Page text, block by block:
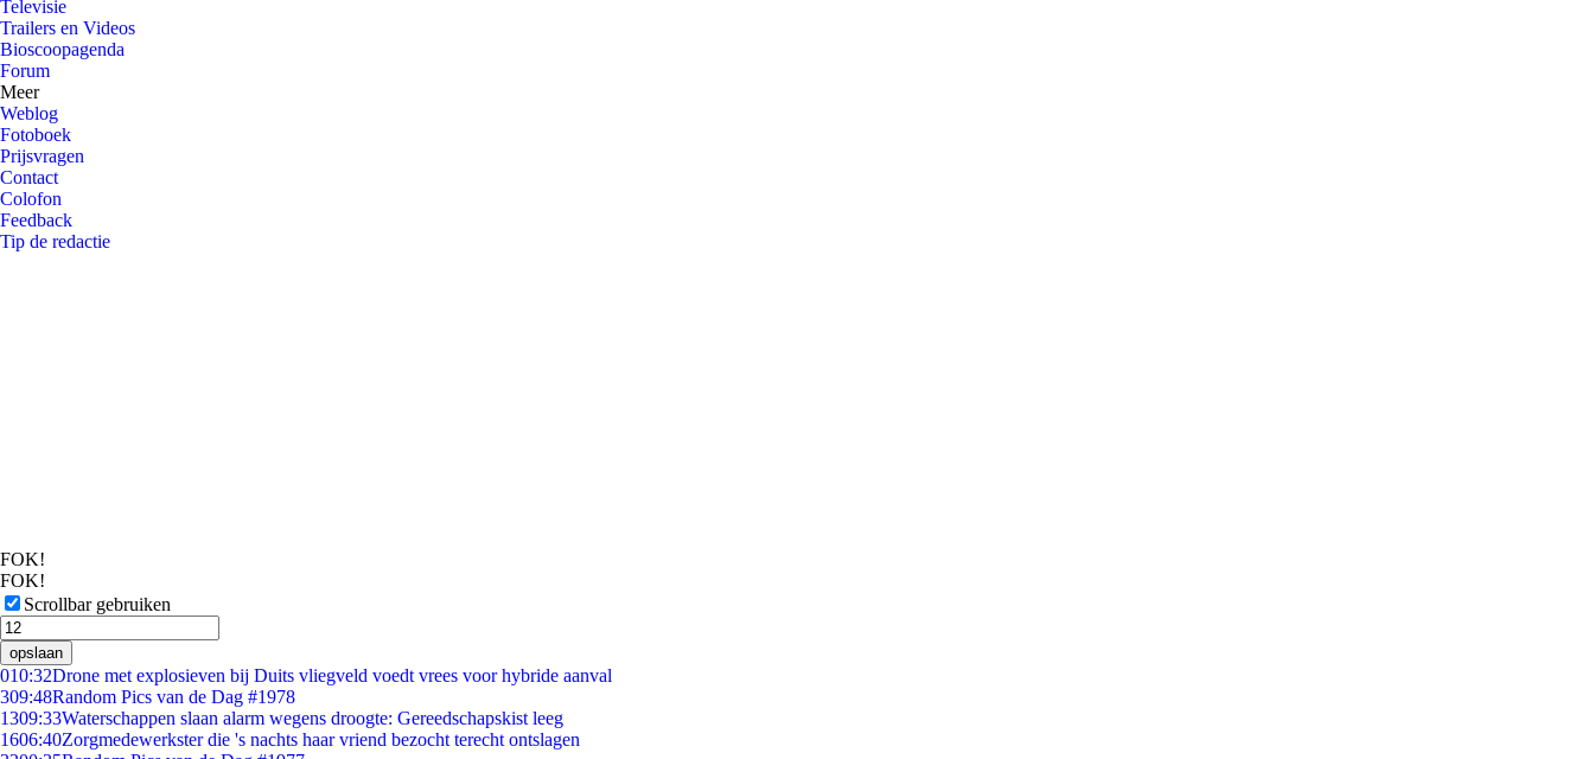
Televisie
Trailers en Videos
Bioscoopagenda
Forum
Meer
Weblog
Fotoboek
Prijsvragen
Contact
Colofon
Feedback
Tip de redactie
FOK!
FOK!
Scrollbar gebruiken
opslaan
010:32Drone met explosieven bij Duits vliegveld voedt vrees voor hybride aanval
309:48Random Pics van de Dag #1978
1309:33Waterschappen slaan alarm wegens droogte: Gereedschapskist leeg
1606:40Zorgmedewerkster die 's nachts haar vriend bezocht terecht ontslagen